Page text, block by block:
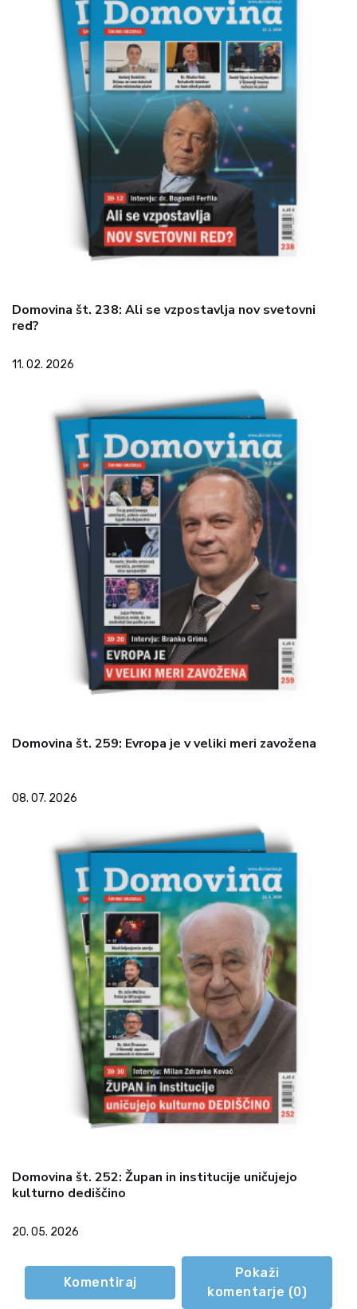
Domovina št. 238: Ali se vzpostavlja nov svetovni
red?
11. 02. 2026
Domovina št. 259: Evropa je v veliki meri zavožena
08. 07. 2026
Domovina št. 252: Župan in institucije uničujejo
kulturno dediščino
20. 05. 2026
Komentiraj
Pokaži
komentarje (0)